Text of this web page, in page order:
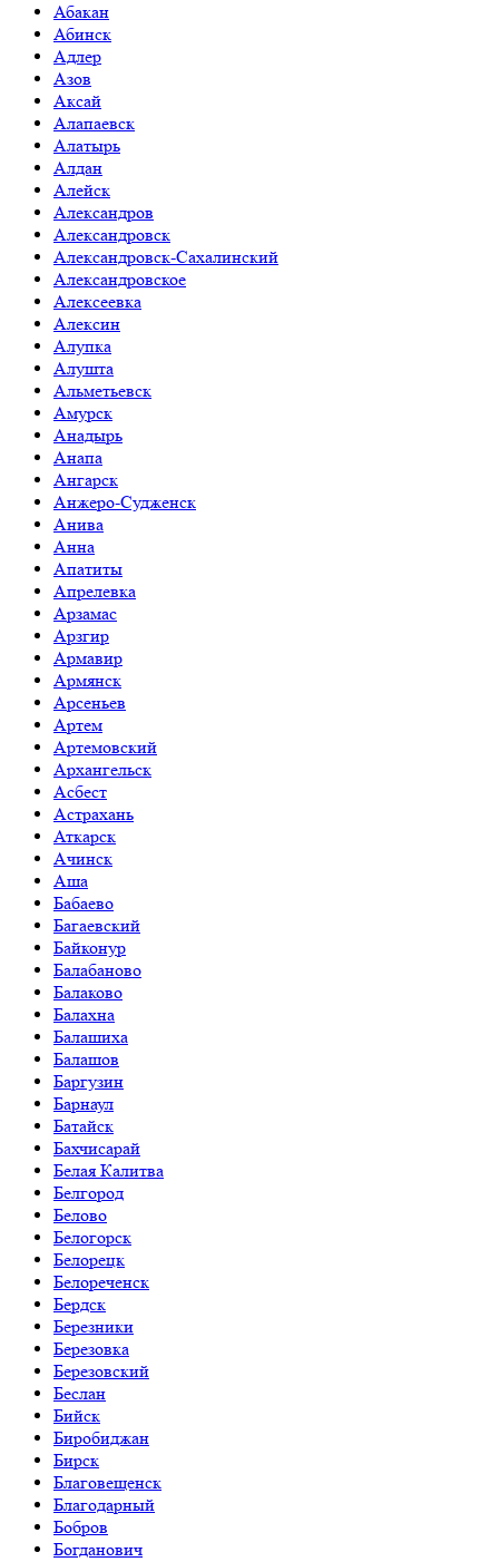
Абакан
Абинск
Адлер
Азов
Аксай
Алапаевск
Алатырь
Алдан
Алейск
Александров
Александровск
Александровск-Сахалинский
Александровское
Алексеевка
Алексин
Алупка
Алушта
Альметьевск
Амурск
Анадырь
Анапа
Ангарск
Анжеро-Судженск
Анива
Анна
Апатиты
Апрелевка
Арзамас
Арзгир
Армавир
Армянск
Арсеньев
Артем
Артемовский
Архангельск
Асбест
Астрахань
Аткарск
Ачинск
Аша
Бабаево
Багаевский
Байконур
Балабаново
Балаково
Балахна
Балашиха
Балашов
Баргузин
Барнаул
Батайск
Бахчисарай
Белая Калитва
Белгород
Белово
Белогорск
Белорецк
Белореченск
Бердск
Березники
Березовка
Березовский
Беслан
Бийск
Биробиджан
Бирск
Благовещенск
Благодарный
Бобров
Богданович